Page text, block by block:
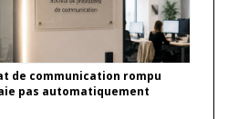
de communication rompu
pas automatiquement